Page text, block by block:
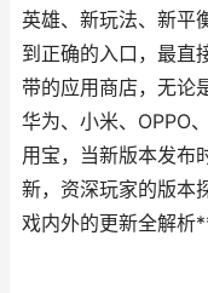
英雄、新玩法、新平
到正确的入口，最直
带的应用商店，无论
华为、小米、OPPO
用宝，当新版本发布
新，资深玩家的版本
戏内外的更新全解析